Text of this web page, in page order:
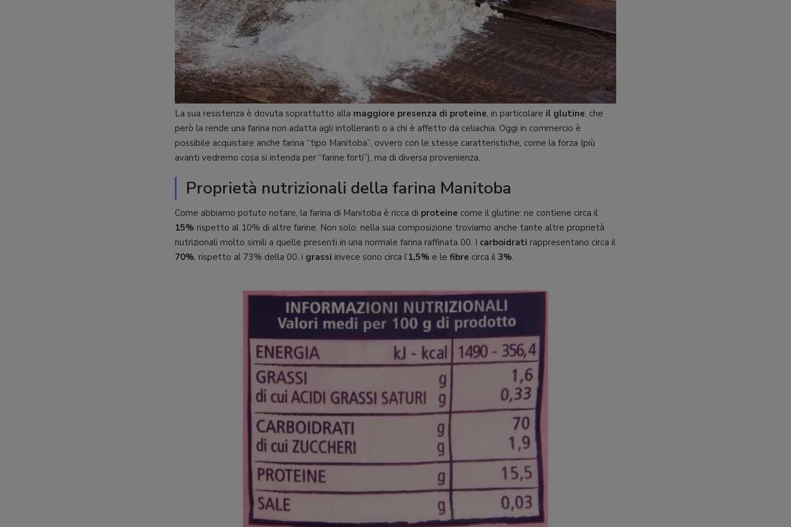
La sua resistenza è dovuta soprattutto alla maggiore presenza di proteine, in particolare il glutine, che
però la rende una farina non adatta agli intolleranti o a chi è affetto da celiachia. Oggi in commercio è
possibile acquistare anche farina “tipo Manitoba”, ovvero con le stesse caratteristiche, come la forza (più
avanti vedremo cosa si intenda per “farine forti”), ma di diversa provenienza.
Proprietà nutrizionali della farina Manitoba
Come abbiamo potuto notare, la farina di Manitoba è ricca di proteine come il glutine: ne contiene circa il
15% rispetto al 10% di altre farine. Non solo: nella sua composizione troviamo anche tante altre proprietà
nutrizionali molto simili a quelle presenti in una normale farina raffinata 00. I carboidrati rappresentano circa il
70%, rispetto al 73% della 00, i grassi invece sono circa l’1,5% e le fibre circa il 3%.